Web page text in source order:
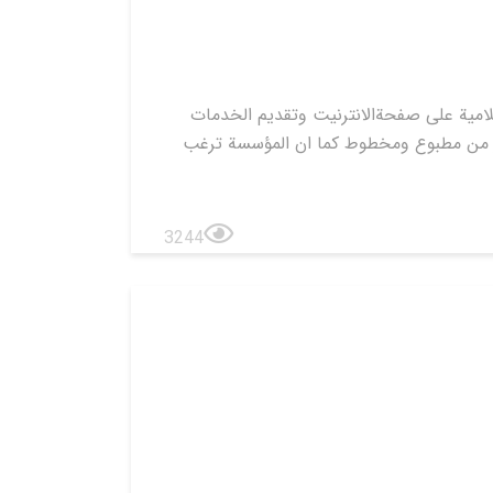
على صفحةالانترنيت وتقديم الخدمات
من مطبوع ومخطوط كما ان المؤسسة ترغب
3244